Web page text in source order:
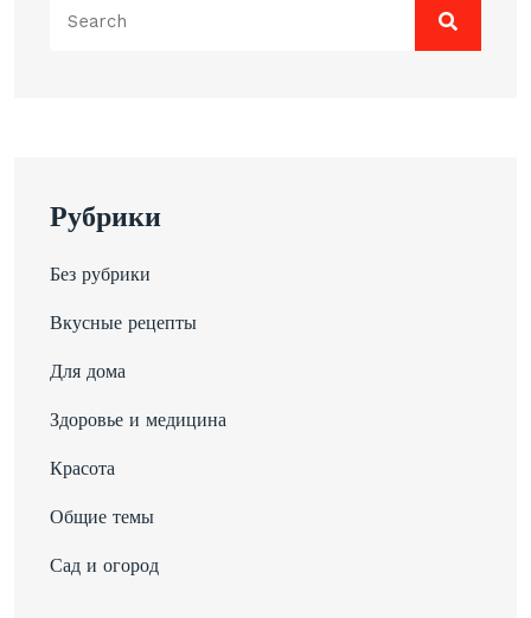
for:
Рубрики
Без рубрики
Вкусные рецепты
Для дома
Здоровье и медицина
Красота
Общие темы
Сад и огород